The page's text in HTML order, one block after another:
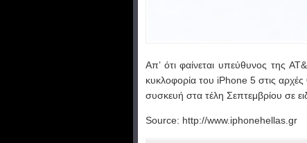
Απ’ ότι φαίνεται υπεύθυνος της
κυκλοφορία του iPhone 5 στις
συσκευή στα τέλη Σεπτεμβρίου σε
Source: http://www.iphonehellas.gr